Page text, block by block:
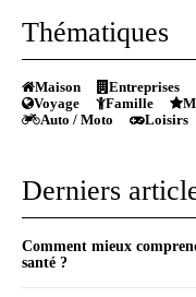
Thématiques
Maison Entreprises
Voyage
Famille
Auto / Moto
Loisirs
Derniers
Comment mieux
santé ?